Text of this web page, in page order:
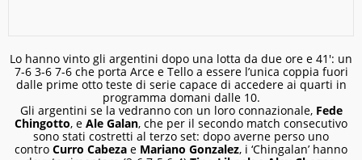
Lo hanno vinto gli argentini dopo una lotta da due ore e 41′: un
7-6 3-6 7-6 che porta Arce e Tello a essere l’unica coppia fuori
dalle prime otto teste di serie capace di accedere ai quarti in
programma domani dalle 10.
Gli argentini se la vedranno con un loro connazionale, Fede
Chingotto, e Ale Galan, che per il secondo match consecutivo
sono stati costretti al terzo set: dopo averne perso uno
contro Curro Cabeza e Mariano Gonzalez, i ‘Chingalan’ hanno